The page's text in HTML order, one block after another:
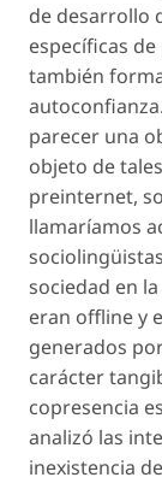
de desarrollo
específicas
también
parecer una
objeto de
preinternet,
llamaríamos
sociedad en
eran offliney
generados
carácter
copresencia
analizó las
inexistencia